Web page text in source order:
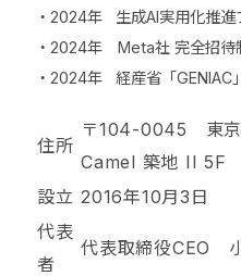
・2024年 生成AI実用化推進
・2024年 Meta社 完全招待
・2024年 経産省「GENIAC
住所
〒104-0045 東京
Camel 築地 II 5F
設立 2016年10月3日
代表
者
代表取締役CEO